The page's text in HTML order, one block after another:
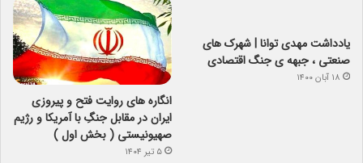
یادداشت مهدی توانا | شهرک های
صنعتی ، جبهه ی جنگ اقتصادی
۱۸ آبان ۱۴۰۰
انگاره های روایت فتح و پیروزی
ایران در مقابل جنگِ با آمریکا و رژیم
صهیونیستی ( بخش اول )
۵ تیر ۱۴۰۴